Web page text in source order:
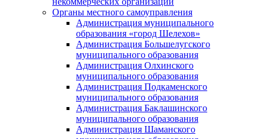
Органы местного самоуправления
Администрация муниципального
образования «город Шелехов»
Администрация Большелугского
муниципального образования
Администрация Олхинского
муниципального образования
Администрация Подкаменского
муниципального образования
Администрация Баклашинского
муниципального образования
Администрация Шаманского